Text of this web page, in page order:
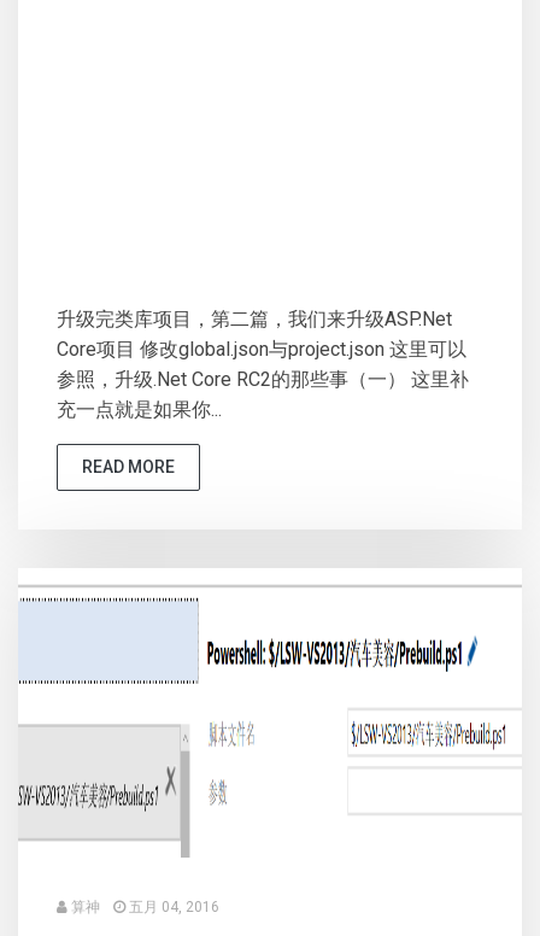
升级完类库项目，第二篇，我们来升级ASP.Net
Core项目 修改global.json与project.json 这里可以
参照，升级.Net Core RC2的那些事（一） 这里补
充一点就是如果你...
READ MORE
算神 五月 04, 2016